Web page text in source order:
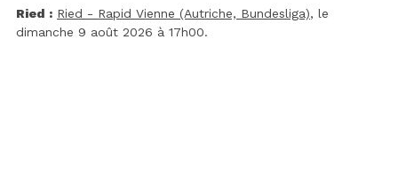
Ried : Ried - Rapid Vienne (Autriche, Bundesliga), le
dimanche 9 août 2026 à 17h00.